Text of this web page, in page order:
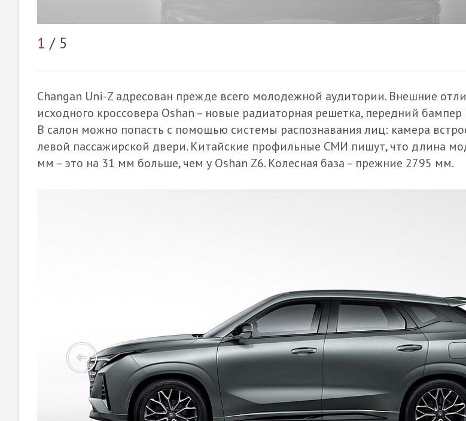
1 / 5
Changan Uni-Z адресован прежде всего молодежной аудитории. Внешние
исходного кроссовера Oshan – новые радиаторная решетка, передний
В салон можно попасть с помощью системы распознавания лиц: камера
левой пассажирской двери. Китайские профильные СМИ пишут, что длина
мм – это на 31 мм больше, чем у Oshan Z6. Колесная база – прежние 2795 мм.